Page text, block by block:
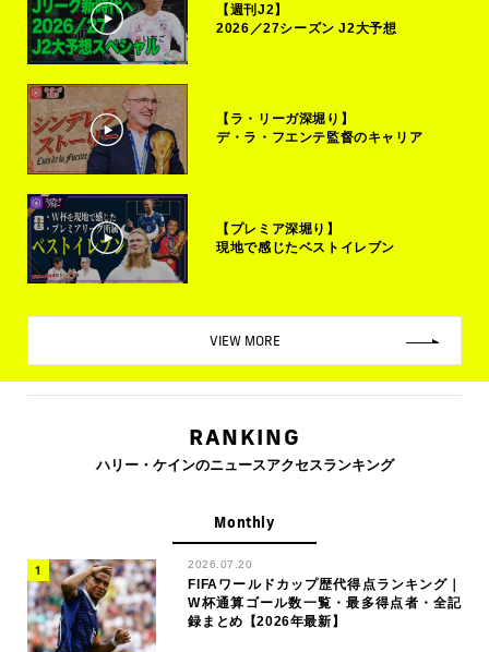
【週刊J2】
2026／27シーズン J2大予想
【ラ・リーガ深堀り】
デ・ラ・フエンテ監督のキャリア
【プレミア深堀り】
現地で感じたベストイレブン
VIEW MORE
RANKING
ハリー・ケインのニュースアクセスランキング
Monthly
2026.07.20
FIFAワールドカップ歴代得点ランキング｜
W杯通算ゴール数一覧・最多得点者・全記
録まとめ【2026年最新】